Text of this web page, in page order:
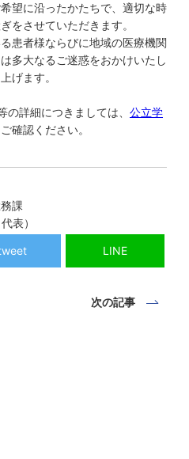
望に沿ったかたちで、適切な時
をさせていただきます。
患者様ならびに地域の医療機関
多大なるご迷惑をおかけいたし
げます。
詳細につきましては、 公立学
確認ください。
課
表）
LINE
次の記事